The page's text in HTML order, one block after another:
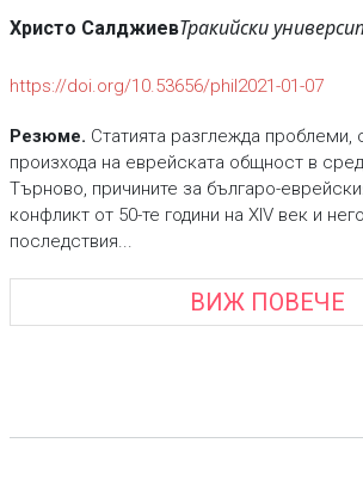
Христо СалджиевТракийски
https://doi.org/10.53656/phil2021-01-07
Резюме. Статията разглежда проблеми,
произхода на еврейската общност в
Търново, причините за българо-
конфликт от 50-те години на XIV век и
последствия...
ВИЖ ПОВЕЧЕ